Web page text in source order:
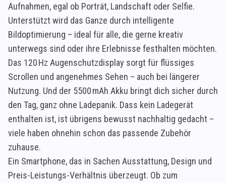
Aufnahmen, egal ob Porträt, Landschaft oder Selfie.
Unterstützt wird das Ganze durch intelligente
Bildoptimierung – ideal für alle, die gerne kreativ
unterwegs sind oder ihre Erlebnisse festhalten möchten.
Das 120 Hz Augenschutzdisplay sorgt für flüssiges
Scrollen und angenehmes Sehen – auch bei längerer
Nutzung. Und der 5500 mAh Akku bringt dich sicher durch
den Tag, ganz ohne Ladepanik. Dass kein Ladegerät
enthalten ist, ist übrigens bewusst nachhaltig gedacht –
viele haben ohnehin schon das passende Zubehör
zuhause.
Ein Smartphone, das in Sachen Ausstattung, Design und
Preis-Leistungs-Verhältnis überzeugt. Ob zum